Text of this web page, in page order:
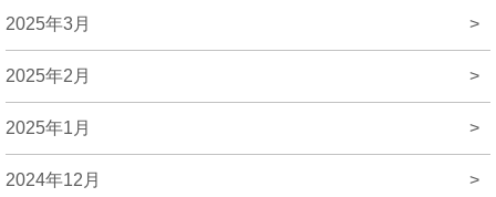
2025年3月 >
2025年2月 >
2025年1月 >
2024年12月 >